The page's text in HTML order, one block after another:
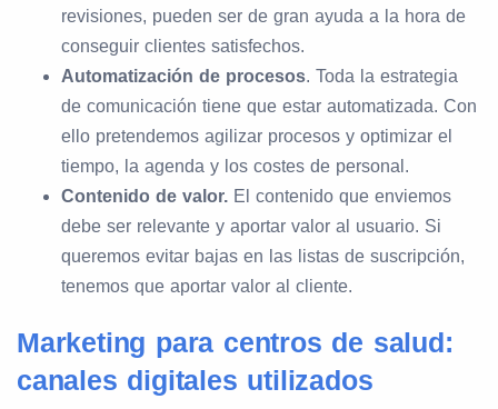
revisiones, pueden ser de gran ayuda a la hora de
conseguir clientes satisfechos.
Automatización de procesos. Toda la estrategia
de comunicación tiene que estar automatizada. Con
ello pretendemos agilizar procesos y optimizar el
tiempo, la agenda y los costes de personal.
Contenido de valor. El contenido que enviemos
debe ser relevante y aportar valor al usuario. Si
queremos evitar bajas en las listas de suscripción,
tenemos que aportar valor al cliente.
Marketing para centros de salud:
canales digitales utilizados